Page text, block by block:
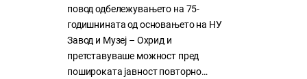
повод одбележувањето на 75-
годишнината од основањето на НУ
Завод и Музеј – Охрид и
претставуваше можност пред
пошироката јавност повторно…